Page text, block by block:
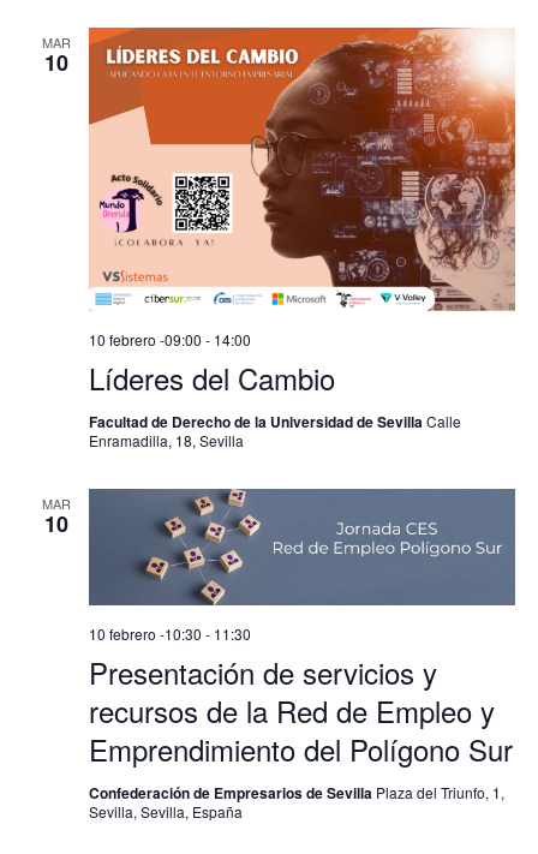
MAR
10
Líderes del Cambio
10 febrero -09:00 - 14:00
Facultad de Derecho de la Universidad de SevillaCalle
Enramadilla, 18, Sevilla
MAR
10
Presentación de servicios y
recursos de la Red de Empleo y
Emprendimiento del Polígono Sur
10 febrero -10:30 - 11:30
Confederación de Empresarios de Sevilla Plaza del Triunfo, 1,
Sevilla, Sevilla, España